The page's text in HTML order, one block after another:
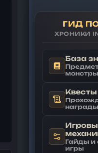
ГИД
ХРОНИКИ
База
Квесты
награды
Гайды и
игры